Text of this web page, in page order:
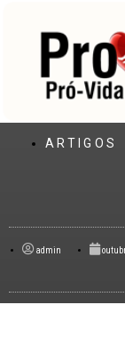
ARTIGOS
admin